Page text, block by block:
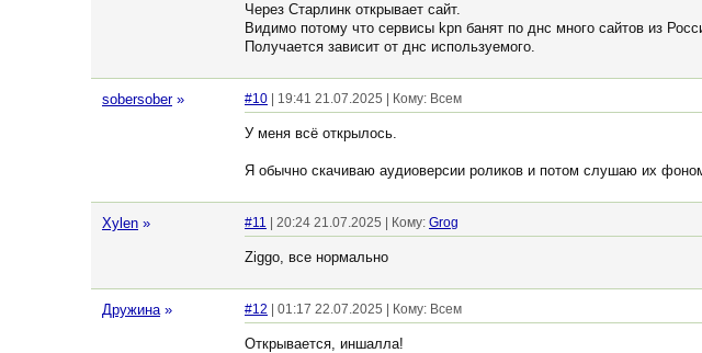
Через Старлинк открывает сайт.
Видимо потому что сервисы kpn банят по днс много сайтов из
Получается зависит от днс используемого.
sobersober » #10 | 19:41 21.07.2025 | Кому: Всем
У меня всё открылось.
Я обычно скачиваю аудиоверсии роликов и потом слушаю их
Xylen » #11 | 20:24 21.07.2025 | Кому: Grog
Ziggo, все нормально
Дружина » #12 | 01:17 22.07.2025 | Кому: Всем
Открывается, иншалла!